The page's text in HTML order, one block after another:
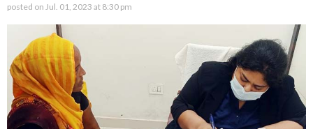
posted on Jul. 01, 2023 at 8:30 pm